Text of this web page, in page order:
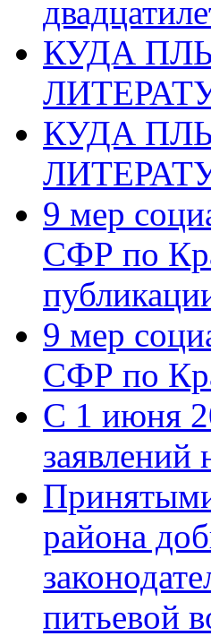
КУДА
КУДА
9 мер
СФР по
9 мер
СФР по
С 1 июня
района
питьевой